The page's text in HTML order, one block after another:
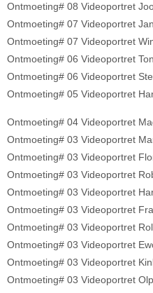
Ontmoeting# 08 Videoportret
Ontmoeting# 07 Videoportret
Ontmoeting# 07 Videoportret
Ontmoeting# 06 Videoportret
Ontmoeting# 06 Videoportret
Ontmoeting# 05 Videoportret
Ontmoeting# 04 Videoportret
Ontmoeting# 03 Videoportret
Ontmoeting# 03 Videoportret
Ontmoeting# 03 Videoportret
Ontmoeting# 03 Videoportret
Ontmoeting# 03 Videoportret
Ontmoeting# 03 Videoportret
Ontmoeting# 03 Videoportret
Ontmoeting# 03 Videoportret
Ontmoeting# 03 Videoportret